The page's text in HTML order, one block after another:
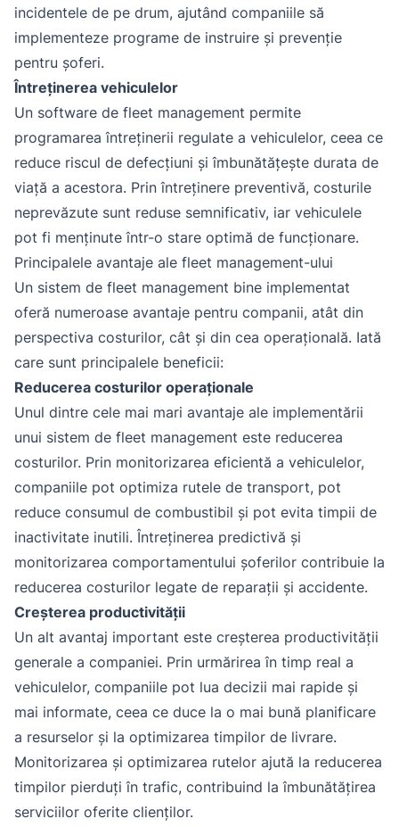
incidentele de pe drum, ajutând companiile să
implementeze programe de instruire și prevenție
pentru șoferi.
Întreținerea vehiculelor
Un software de fleet management permite
programarea întreținerii regulate a vehiculelor, ceea ce
reduce riscul de defecțiuni și îmbunătățește durata de
viață a acestora. Prin întreținere preventivă, costurile
neprevăzute sunt reduse semnificativ, iar vehiculele
pot fi menținute într-o stare optimă de funcționare.
Principalele avantaje ale fleet management-ului
Un sistem de fleet management bine implementat
oferă numeroase avantaje pentru companii, atât din
perspectiva costurilor, cât și din cea operațională. Iată
care sunt principalele beneficii:
Reducerea costurilor operaționale
Unul dintre cele mai mari avantaje ale implementării
unui sistem de fleet management este reducerea
costurilor. Prin monitorizarea eficientă a vehiculelor,
companiile pot optimiza rutele de transport, pot
reduce consumul de combustibil și pot evita timpii de
inactivitate inutili. Întreținerea predictivă și
monitorizarea comportamentului șoferilor contribuie la
reducerea costurilor legate de reparații și accidente.
Creșterea productivității
Un alt avantaj important este creșterea productivității
generale a companiei. Prin urmărirea în timp real a
vehiculelor, companiile pot lua decizii mai rapide și
mai informate, ceea ce duce la o mai bună planificare
a resurselor și la optimizarea timpilor de livrare.
Monitorizarea și optimizarea rutelor ajută la reducerea
timpilor pierduți în trafic, contribuind la îmbunătățirea
serviciilor oferite clienților.